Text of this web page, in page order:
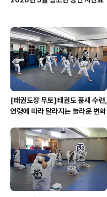
[태권도장 무토]태권도 품새 수련,
연령에 따라 달라지는 놀라운 변화